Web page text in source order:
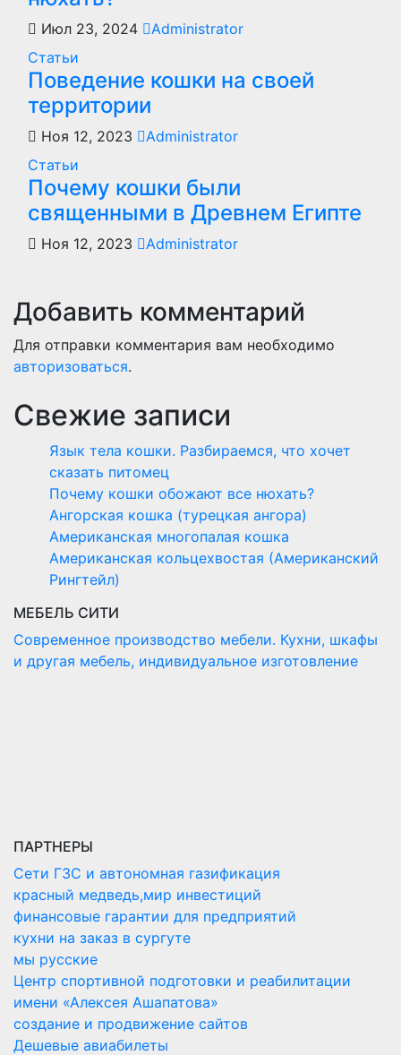
Июл 23, 2024
Administrator
Статьи
Поведение кошки на своей
территории
Ноя 12, 2023
Administrator
Статьи
Почему кошки были
священными в Древнем Египте
Ноя 12, 2023 Administrator
Добавить комментарий
Для отправки комментария вам необходимо
авторизоваться.
Свежие записи
Язык тела кошки. Разбираемся, что хочет
сказать питомец
Почему кошки обожают все нюхать?
Ангорская кошка (турецкая ангора)
Американская многопалая кошка
Американская кольцехвостая (Американский
Рингтейл)
МЕБЕЛЬ СИТИ
Современное производство мебели. Кухни, шкафы
и другая мебель, индивидуальное изготовление
ПАРТНЕРЫ
Сети ГЗС и автономная газификация
красный медведь,мир инвестиций
финансовые гарантии для предприятий
кухни на заказ в сургуте
мы русские
Центр спортивной подготовки и реабилитации
имени «Алексея Ашапатова»
создание и продвижение сайтов
Дешевые авиабилеты